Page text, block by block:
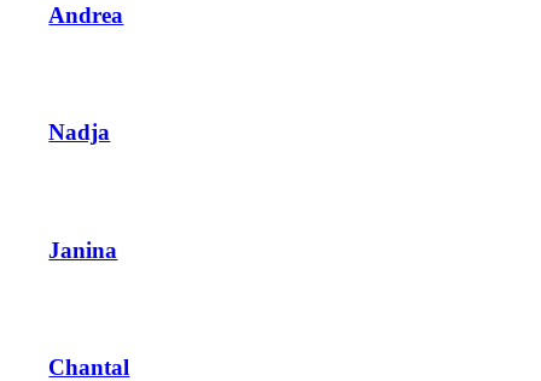
Andrea
Nadja
Janina
Chantal